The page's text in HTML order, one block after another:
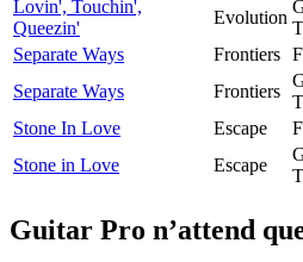
Lovin', Touchin',
Queezin'
Evolution
Separate Ways
Frontiers
Separate Ways
Frontiers
Stone In Love
Escape
Stone in Love
Escape
Guitar Pro n’attend